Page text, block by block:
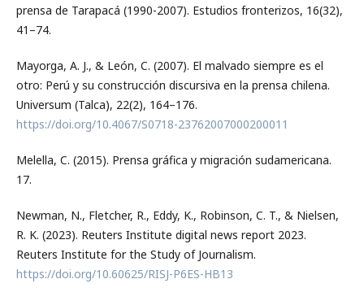
prensa de Tarapacá (1990-2007). Estudios fronterizos, 16(32),
41–74.
Mayorga, A. J., & León, C. (2007). El malvado siempre es el
otro: Perú y su construcción discursiva en la prensa chilena.
Universum (Talca), 22(2), 164–176.
https://doi.org/10.4067/S0718-23762007000200011
Melella, C. (2015). Prensa gráfica y migración sudamericana.
17.
Newman, N., Fletcher, R., Eddy, K., Robinson, C. T., & Nielsen,
R. K. (2023). Reuters Institute digital news report 2023.
Reuters Institute for the Study of Journalism.
https://doi.org/10.60625/RISJ-P6ES-HB13